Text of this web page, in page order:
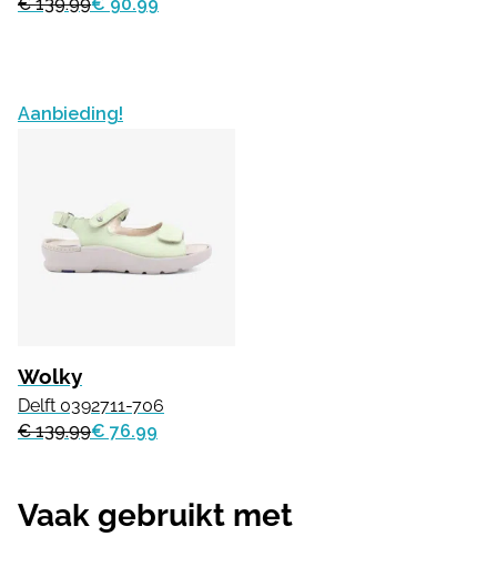
Aanbieding!
Wolky
Delft 0392711-706
€ 139.99€ 76.99
Vaak gebruikt met